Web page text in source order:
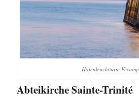
Hafenleuchtturm Fecamp
Abteikirche Sainte-Trinité